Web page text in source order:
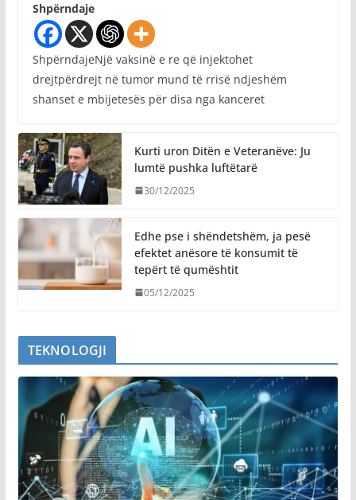
Shpërndaje
ShpërndajeNjë vaksinë e re që injektohet
drejtpërdrejt në tumor mund të rrisë ndjeshëm
shanset e mbijetesës për disa nga kanceret
Kurti uron Ditën e Veteranëve: Ju
lumtë pushka luftëtarë
30/12/2025
Edhe pse i shëndetshëm, ja pesë
efektet anësore të konsumit të
tepërt të qumështit
05/12/2025
TEKNOLOGJI